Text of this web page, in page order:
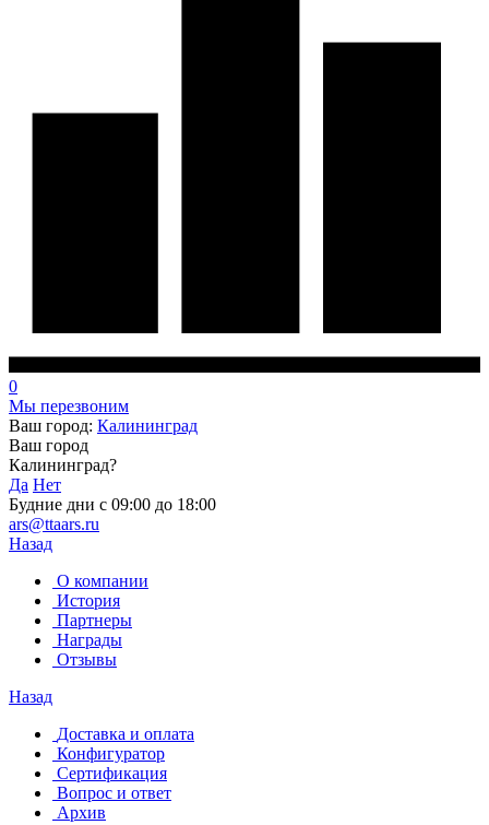
0
Мы перезвоним
Ваш город: Калининград
Ваш город
Калининград?
Да Нет
Будние дни с 09:00 до 18:00
ars@ttaars.ru
Назад
О компании
История
Партнеры
Награды
Отзывы
Назад
Доставка и оплата
Конфигуратор
Сертификация
Вопрос и ответ
Архив